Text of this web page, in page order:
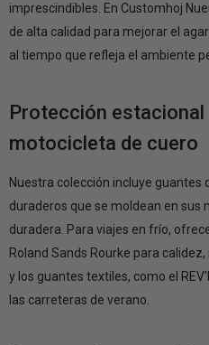
imprescindibles. En Customhoj
de alta calidad para mejorar el
al tiempo que refleja el ambiente
Protección estacional
motocicleta de cuero
Nuestra colección incluye guantes
duraderos que se moldean en sus
duradera. Para viajes en frío,
Roland Sands Rourke para
y los guantes textiles, como el
las carreteras de verano.